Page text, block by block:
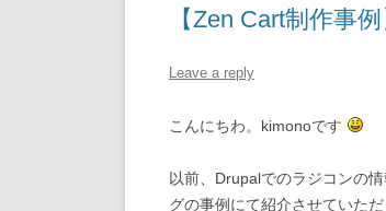
【Zen Cart制作事
Leave a reply
こんにちわ。kimonoです
以前、Drupalでのラジコンの
グの事例にて紹介させていた